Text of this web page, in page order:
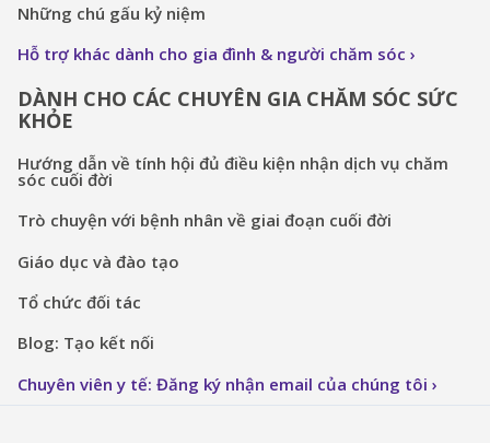
Những chú gấu kỷ niệm
Hỗ trợ khác dành cho gia đình & người chăm sóc
DÀNH CHO CÁC CHUYÊN GIA CHĂM SÓC SỨC
KHỎE
Hướng dẫn về tính hội đủ điều kiện nhận dịch vụ chăm
sóc cuối đời
Trò chuyện với bệnh nhân về giai đoạn cuối đời
Giáo dục và đào tạo
Tổ chức đối tác
Blog: Tạo kết nối
Chuyên viên y tế: Đăng ký nhận email của chúng tôi